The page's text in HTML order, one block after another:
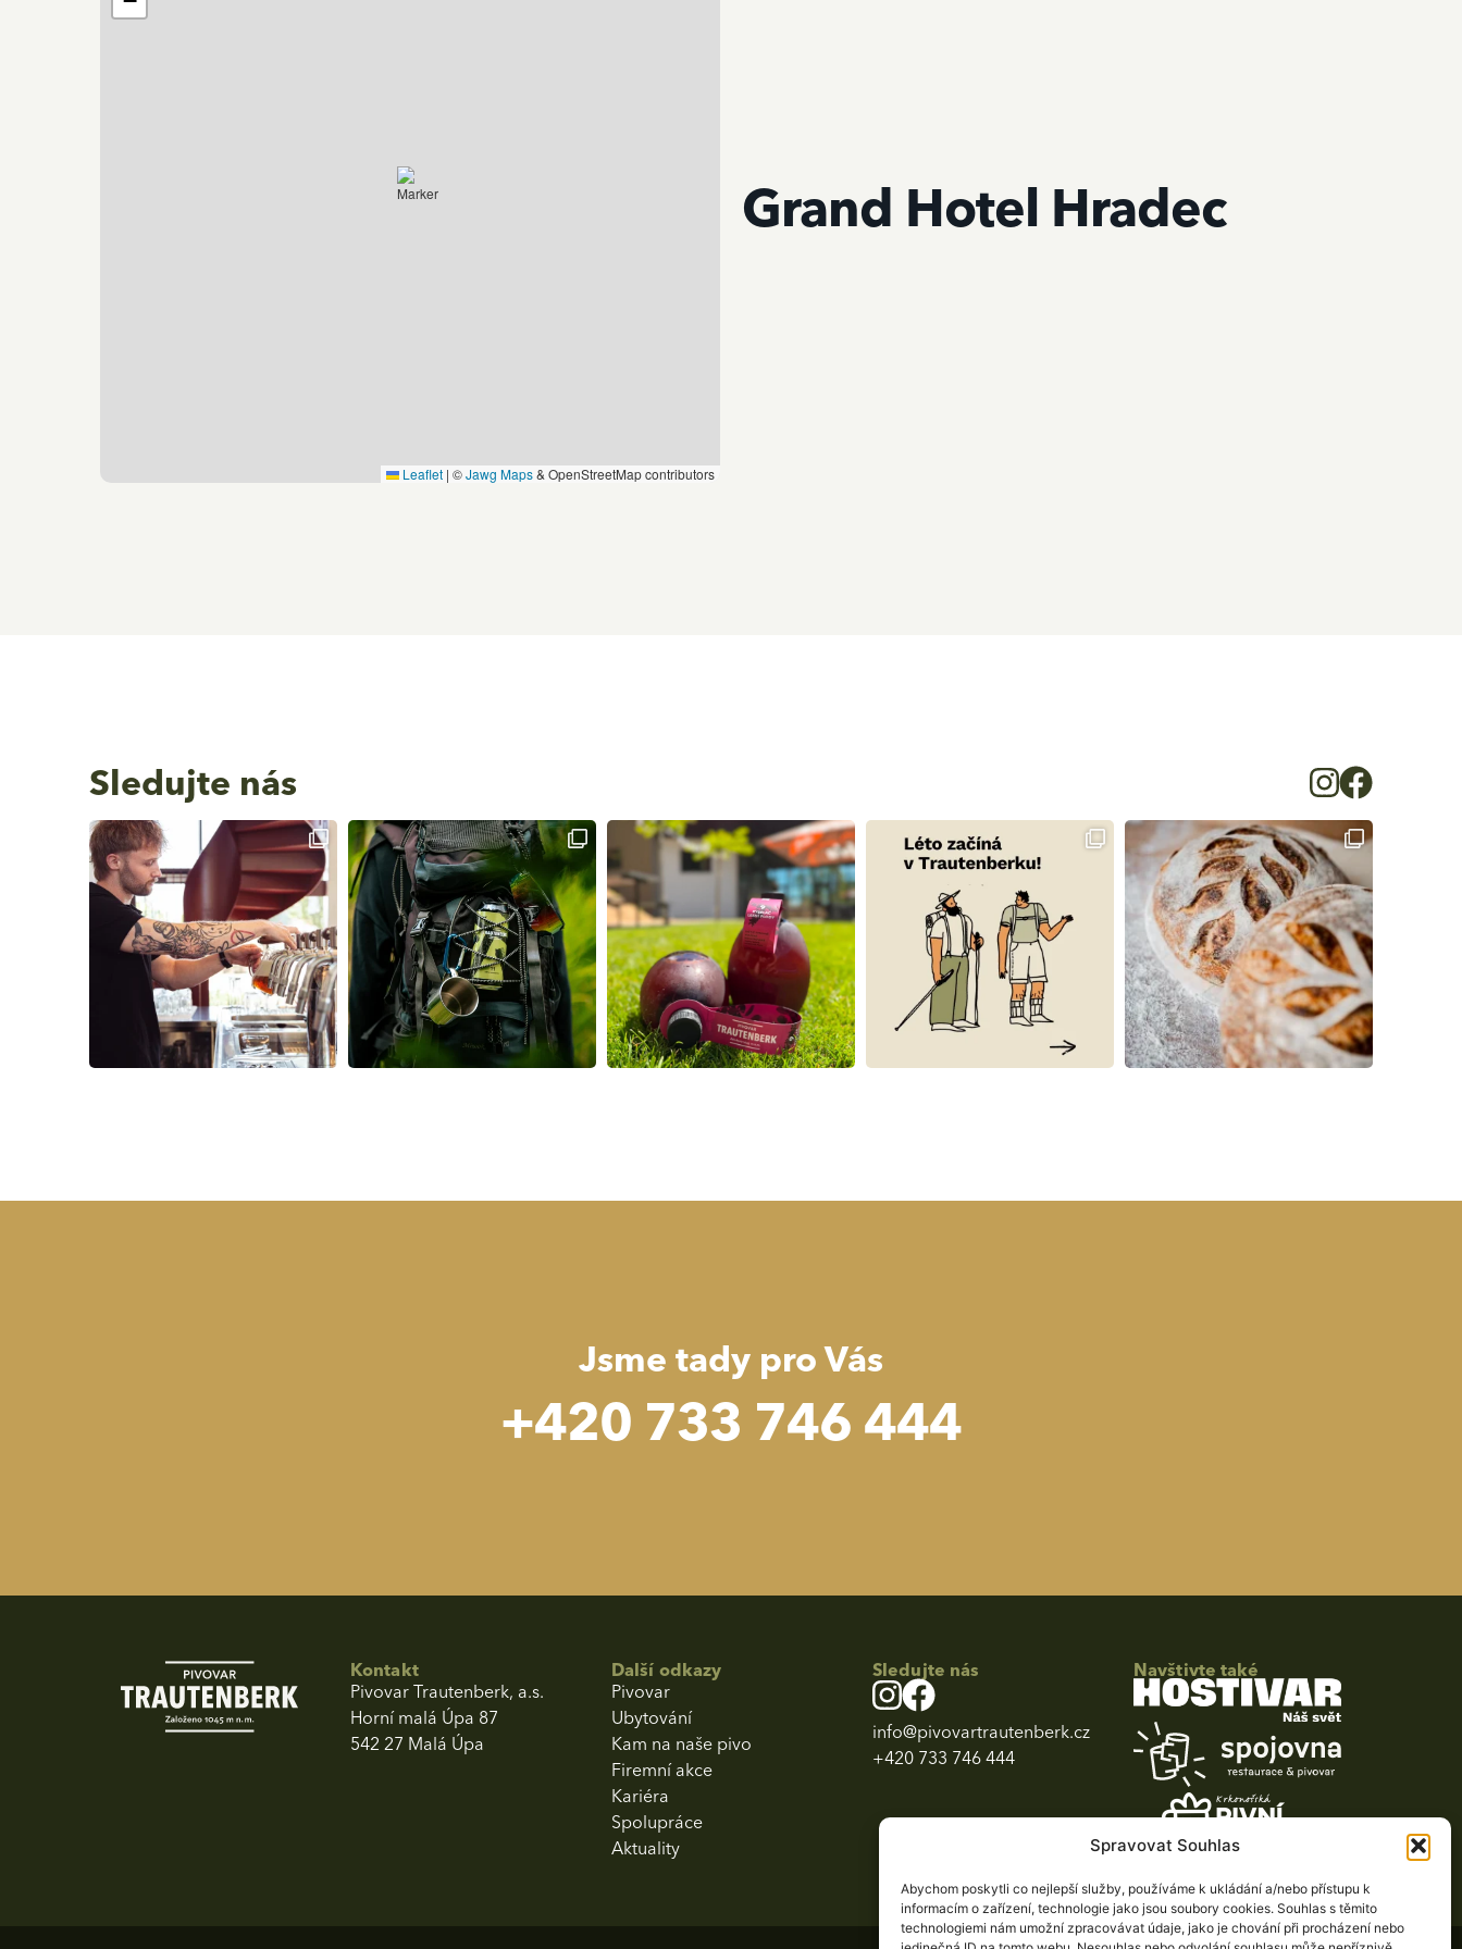
Spravovat Souhlas
Abychom poskytli co nejlepší služby, používáme k ukládání a/nebo přístupu k
informacím o zařízení, technologie jako jsou soubory cookies. Souhlas s těmito
technologiemi nám umožní zpracovávat údaje, jako je chování při procházení nebo
Leaflet | ©Jawg Maps& OpenStreetMap contributors
Grand Hotel Hradec
Sledujte nás
Jsme tady pro Vás
+420 733 746 444
Kontakt
Pivovar Trautenberk, a.s.
Horní malá Úpa 87
542 27 Malá Úpa
Další odkazy
Pivovar
Ubytování
Kam na naše pivo
Firemní akce
Kariéra
Spolupráce
Aktuality
Sledujte nás
info@pivovartrautenberk.cz
+420 733 746 444
Navštivte také